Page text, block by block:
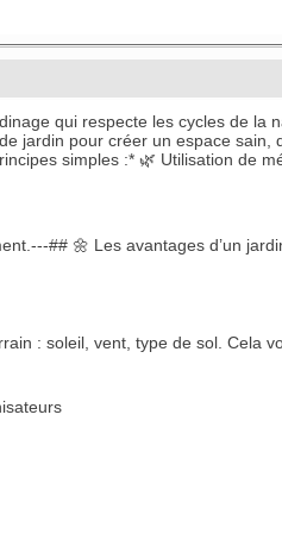
qui respecte les cycles de la
jardin pour créer un espace sain,
simples :* 🌿 Utilisation de
## 🌼 Les avantages d’un
: soleil, vent, type de sol. Cela